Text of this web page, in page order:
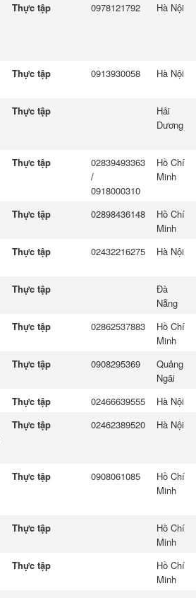
Thực tập 0978121792 Hà Nội
Thực tập 0913930058 Hà Nội
Thực tập
Hải
Dương
Thực tập
02839493363
/
0918000310
Hồ Chí
Minh
Thực tập 02898436148
Hồ Chí
Minh
Thực tập 02432216275 Hà Nội
Thực tập
Đà
Nẵng
Thực tập 02862537883
Hồ Chí
Minh
Thực tập 0908295369
Quảng
Ngãi
Thực tập 02466639555
Hà Nội
Thực tập 02462389520 Hà Nội
Thực tập 0908061085
Hồ Chí
Minh
Thực tập
Hồ Chí
Minh
Thực tập
Hồ Chí
Minh